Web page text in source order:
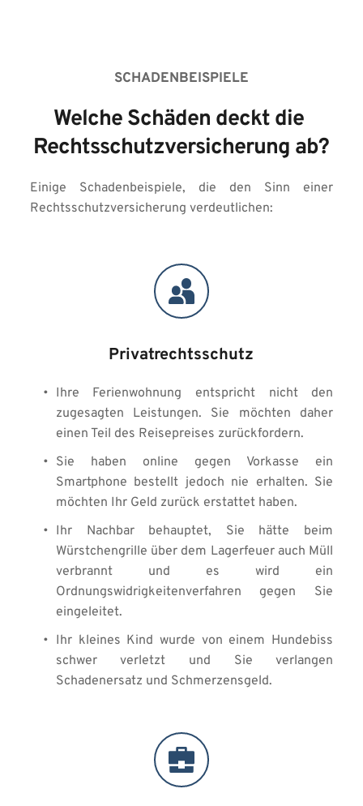
SCHADENBEISPIELE
Welche Schäden deckt die
Rechtsschutzversicherung ab?
Einige Schadenbeispiele, die den Sinn einer
Rechtsschutzversicherung verdeutlichen:
Privatrechtsschutz
Ihre Ferienwohnung entspricht nicht den
zugesagten Leistungen. Sie möchten daher
einen Teil des Reisepreises zurückfordern.
Sie haben online gegen Vorkasse ein
Smartphone bestellt jedoch nie erhalten. Sie
möchten Ihr Geld zurück erstattet haben.
Ihr Nachbar behauptet, Sie hätte beim
Würstchengrille über dem Lagerfeuer auch Müll
verbrannt und es wird ein
Ordnungswidrigkeitenverfahren gegen Sie
eingeleitet.
Ihr kleines Kind wurde von einem Hundebiss
schwer verletzt und Sie verlangen
Schadenersatz und Schmerzensgeld.